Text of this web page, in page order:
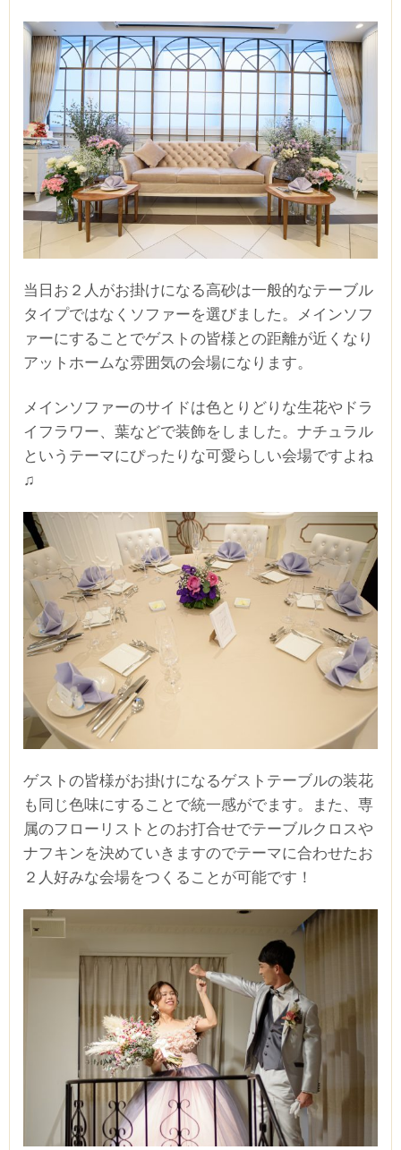
当日お２人がお掛けになる高砂は一般的なテーブル
タイプではなくソファーを選びました。メインソフ
ァーにすることでゲストの皆様との距離が近くなり
アットホームな雰囲気の会場になります。
メインソファーのサイドは色とりどりな生花やドラ
イフラワー、葉などで装飾をしました。ナチュラル
というテーマにぴったりな可愛らしい会場ですよね
♫
ゲストの皆様がお掛けになるゲストテーブルの装花
も同じ色味にすることで統一感がでます。また、専
属のフローリストとのお打合せでテーブルクロスや
ナフキンを決めていきますのでテーマに合わせたお
２人好みな会場をつくることが可能です！